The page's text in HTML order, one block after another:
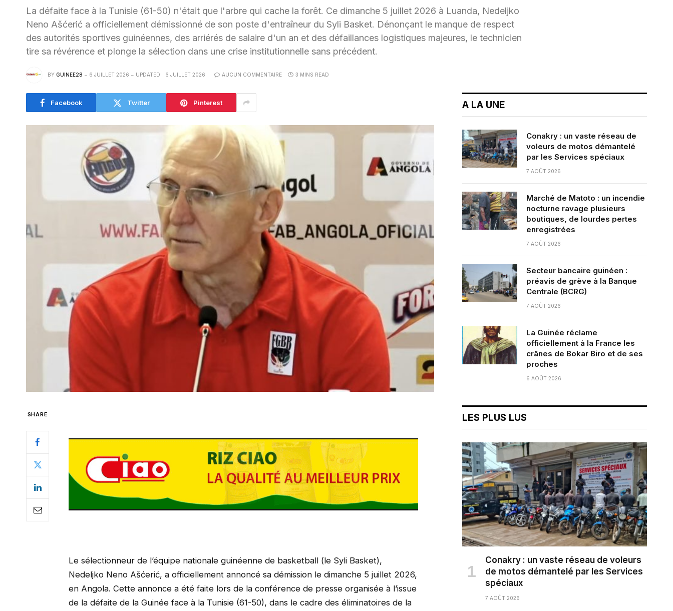
La défaite face à la Tunisie (61-50) n'était que l'arbre qui cache la forêt. Ce dimanche 5 juillet 2026 à Luanda, Nedeljko
Neno Ašćerić a officiellement démissionné de son poste d'entraîneur du Syli Basket. Dénonçant le manque de respect
des autorités sportives guinéennes, des arriérés de salaire d'un an et des défaillances logistiques majeures, le technicien
tire sa révérence et plonge la sélection dans une crise institutionnelle sans précédent.
BY GUINEE28 6 JUILLET 2026 UPDATED: 6 JUILLET 2026 AUCUN COMMENTAIRE 3 MINS READ
Facebook Twitter Pinterest
SHARE
Le sélectionneur de l’équipe nationale guinéenne de basketball (le Syli Basket),
Nedeljko Neno Ašćerić, a officiellement annoncé sa démission le dimanche 5 juillet 2026,
en Angola. Cette annonce a été faite lors de la conférence de presse organisée à l’issue
de la défaite de la Guinée face à la Tunisie (61-50), dans le cadre des éliminatoires de la
A LA UNE
Conakry : un vaste réseau de
voleurs de motos démantelé
par les Services spéciaux
7 AOÛT 2026
Marché de Matoto : un incendie
nocturne ravage plusieurs
boutiques, de lourdes pertes
enregistrées
7 AOÛT 2026
Secteur bancaire guinéen :
préavis de grève à la Banque
Centrale (BCRG)
7 AOÛT 2026
La Guinée réclame
officiellement à la France les
crânes de Bokar Biro et de ses
proches
6 AOÛT 2026
LES PLUS LUS
Conakry : un vaste réseau de voleurs
de motos démantelé par les Services
spéciaux
7 AOÛT 2026